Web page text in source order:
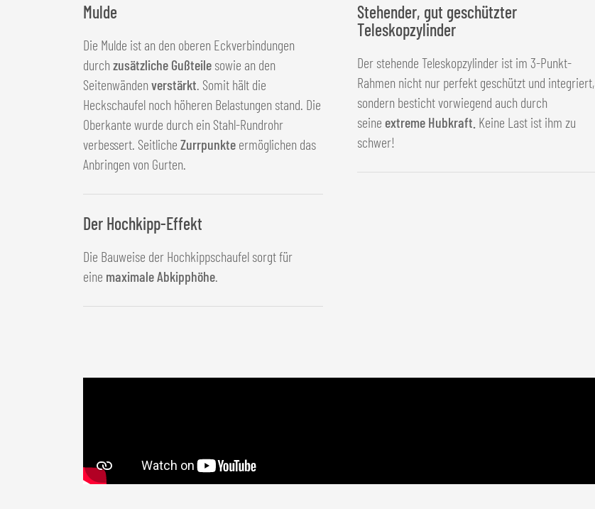
Mulde
Die Mulde ist an den oberen Eckverbindungen
durch zusätzliche Gußteile sowie an den
Seitenwänden verstärkt. Somit hält die
Heckschaufel noch höheren Belastungen stand. Die
Oberkante wurde durch ein Stahl-Rundrohr
verbessert. Seitliche Zurrpunkte ermöglichen das
Anbringen von Gurten.
Der Hochkipp-Effekt
Die Bauweise der Hochkippschaufel sorgt für
eine maximale Abkipphöhe.
Stehender, gut geschützter
Teleskopzylinder
Der stehende Teleskopzylinder ist im 3-Punkt-
Rahmen nicht nur perfekt geschützt und integriert,
sondern besticht vorwiegend auch durch
seine extreme Hubkraft. Keine Last ist ihm zu
schwer!